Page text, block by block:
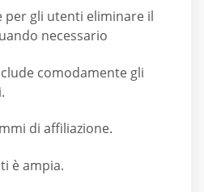
per gli utenti eliminare il
necessario
comodamente gli
di affiliazione.
è ampia.